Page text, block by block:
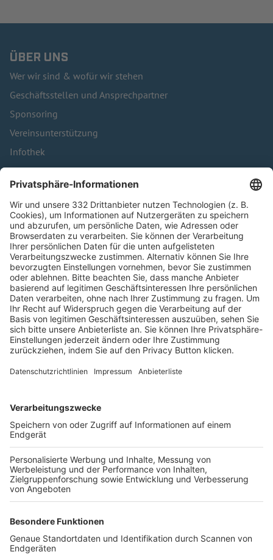
ÜBER UNS
Wer wir sind & wofür wir stehen
Geschäftsstellen und Ansprechpartner
Sponsoring
Vereinsunterstützung
Infothek
Kontakt
HÄUFIG BESUCHTE SEITEN
Pässe und Vereinswechsel
Trainerausbildung
Schulungsangebot Vereinsmitarbeiter
BFV-Geschäftsstellen
Trainerbörse
Login SpielPlus
FOLGE DEM BFV
TOP-VEREINE
TOP-PARTNER